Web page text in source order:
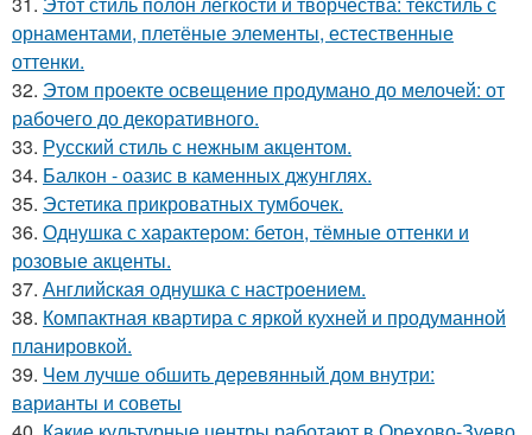
орнаментами, плетёные элементы, естественные
оттенки.
32. Этом проекте освещение продумано до мелочей: от
рабочего до декоративного.
33. Русский стиль с нежным акцентом.
34. Балкон - оазис в каменных джунглях.
35. Эстетика прикроватных тумбочек.
36. Однушка с характером: бетон, тёмные оттенки и
розовые акценты.
37. Английская однушка с настроением.
38. Компактная квартира с яркой кухней и продуманной
планировкой.
39. Чем лучше обшить деревянный дом внутри:
варианты и советы